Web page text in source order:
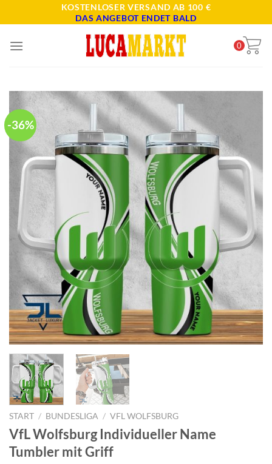
to
KOSTENLOSER VERSAND AB 100 €
DAS ANGEBOT ENDET BALD
0
-36%
START / BUNDESLIGA / VFL WOLFSBURG
VfL Wolfsburg Individueller Name
Tumbler mit Griff